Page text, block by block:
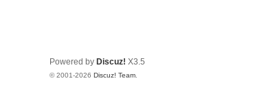
Powered by Discuz! X3.5
© 2001-2026 Discuz! Team